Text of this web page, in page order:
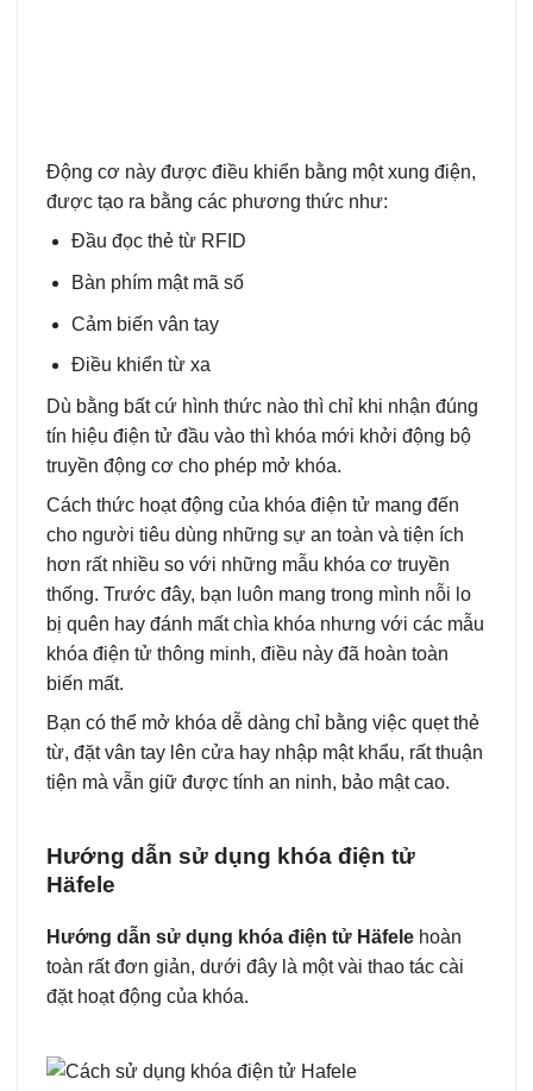
Động cơ này được điều khiển bằng một xung điện,
được tạo ra bằng các phương thức như:
Đầu đọc thẻ từ RFID
Bàn phím mật mã số
Cảm biến vân tay
Điều khiển từ xa
Dù bằng bất cứ hình thức nào thì chỉ khi nhận đúng
tín hiệu điện tử đầu vào thì khóa mới khởi động bộ
truyền động cơ cho phép mở khóa.
Cách thức hoạt động của khóa điện tử mang đến
cho người tiêu dùng những sự an toàn và tiện ích
hơn rất nhiều so với những mẫu khóa cơ truyền
thống. Trước đây, bạn luôn mang trong mình nỗi lo
bị quên hay đánh mất chìa khóa nhưng với các mẫu
khóa điện tử thông minh, điều này đã hoàn toàn
biến mất.
Bạn có thể mở khóa dễ dàng chỉ bằng việc quẹt thẻ
từ, đặt vân tay lên cửa hay nhập mật khẩu, rất thuận
tiện mà vẫn giữ được tính an ninh, bảo mật cao.
Hướng dẫn sử dụng khóa điện tử
Häfele
Hướng dẫn sử dụng khóa điện tử Häfele hoàn
toàn rất đơn giản, dưới đây là một vài thao tác cài
đặt hoạt động của khóa.